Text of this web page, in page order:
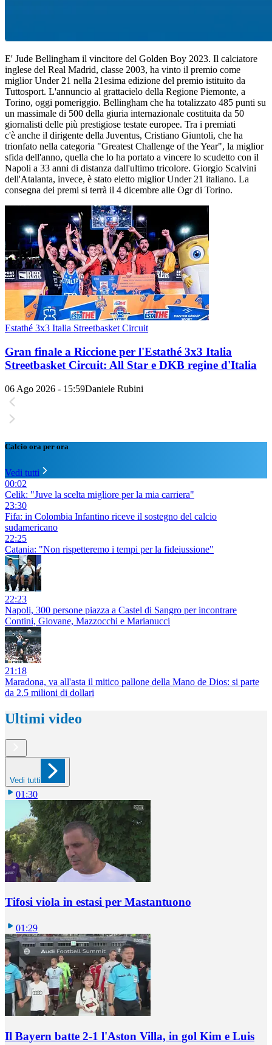
E' Jude Bellingham il vincitore del Golden Boy 2023. Il calciatore
inglese del Real Madrid, classe 2003, ha vinto il premio come
miglior Under 21 nella 21esima edizione del premio istituito da
Tuttosport. L'annuncio al grattacielo della Regione Piemonte, a
Torino, oggi pomeriggio. Bellingham che ha totalizzato 485 punti su
un massimale di 500 della giuria internazionale costituita da 50
giornalisti delle più prestigiose testate europee. Tra i premiati
c'è anche il dirigente della Juventus, Cristiano Giuntoli, che ha
trionfato nella categoria "Greatest Challenge of the Year", la miglior
sfida dell'anno, quella che lo ha portato a vincere lo scudetto con il
Napoli a 33 anni di distanza dall'ultimo tricolore. Giorgio Scalvini
dell'Atalanta, invece, è stato eletto miglior Under 21 italiano. La
consegna dei premi si terrà il 4 dicembre alle Ogr di Torino.
Estathé 3x3 Italia Streetbasket Circuit
Gran finale a Riccione per l'Estathé 3x3 Italia
Streetbasket Circuit: All Star e DKB regine d'Italia
06 Ago 2026 - 15:59Daniele Rubini
Calcio ora per ora
Vedi tutti
00:02
Celik: "Juve la scelta migliore per la mia carriera"
23:30
Fifa: in Colombia Infantino riceve il sostegno del calcio
sudamericano
22:25
Catania: "Non rispetteremo i tempi per la fideiussione"
22:23
Napoli, 300 persone piazza a Castel di Sangro per incontrare
Contini, Giovane, Mazzocchi e Marianucci
21:18
Maradona, va all'asta il mitico pallone della Mano de Dios: si parte
da 2.5 milioni di dollari
Ultimi video
Vedi tutti
01:30
Tifosi viola in estasi per Mastantuono
01:29
Il Bayern batte 2-1 l'Aston Villa, in gol Kim e Luis